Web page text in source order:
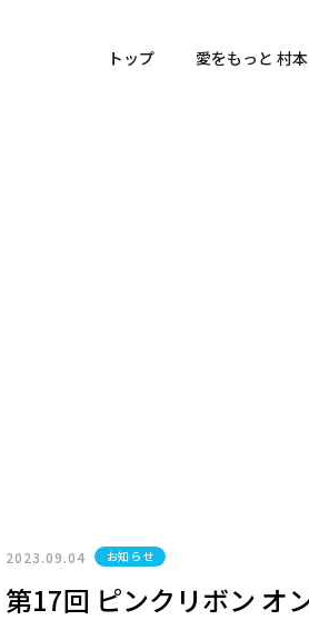
トップ 愛をもっと 村本
2023.09.04 お知らせ
第17回 ピンクリボン オ